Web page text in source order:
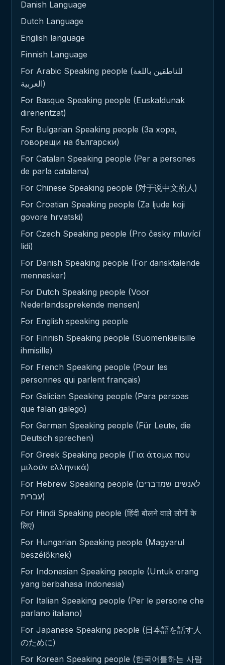
Danish Language
Dutch Language
English language
Finnish Language
For Arabic Speaking people (للناطقين باللغة
العربية)
For Basque Speaking people (Euskaldunak
direnentzat)
For Bulgarian Speaking people (За хора,
говорещи на български)
For Catalan Speaking people (Per a persones
de parla catalana)
For Chinese Speaking people (对于说中文的人)
For Croatian Speaking people (Za ljude koji
govore hrvatski)
For Czech Speaking people (Pro česky mluvící
lidi)
For Danish Speaking people (For dansktalende
mennesker)
For Dutch Speaking people (Voor
Nederlandssprekende mensen)
For English speaking people
For Finnish Speaking people (Suomenkielisille
ihmisille)
For French Speaking people (Pour les
personnes qui parlent français)
For Galician Speaking people (Para persoas
que falan galego)
For German Speaking people (Für Leute, die
Deutsch sprechen)
For Greek Speaking people (Για άτομα που
μιλούν ελληνικά)
For Hebrew Speaking people (לאנשים שמדברים
עברית)
For Hindi Speaking people (हिंदी बोलने वाले लोगों के
लिए)
For Hungarian Speaking people (Magyarul
beszélőknek)
For Indonesian Speaking people (Untuk orang
yang berbahasa Indonesia)
For Italian Speaking people (Per le persone che
parlano italiano)
For Japanese Speaking people (日本語を話す人
のために)
For Korean Speaking people (한국어를하는 사람